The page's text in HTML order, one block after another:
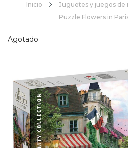
Inicio Juguetes y juegos de
Puzzle Flowers in
Agotado